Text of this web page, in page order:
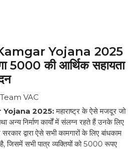
Yojana 2025
₹5000 की आर्थिक सहायता
Team VAC
Yojana 2025:महाराष्ट्र के ऐसे मजदूर जो
अन्य निर्माण कार्यों में संलग्न रहते हैं उनके लिए
द्वारा ऐसे सभी कामगारों के लिए बांधकाम
है, जिसमें सभी पात्र व्यक्तियों को 5000 रूपए